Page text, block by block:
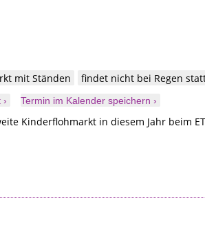
mit Ständen findet nicht bei Regen
Termin im Kalender speichern ›
Kinderflohmarkt in diesem Jahr beim